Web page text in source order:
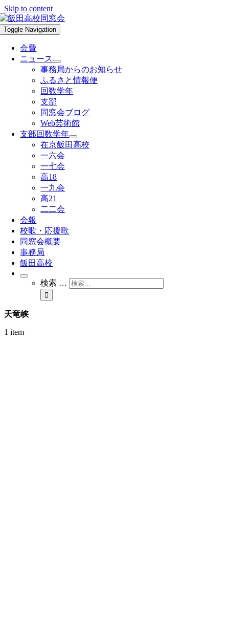
Skip to content
Toggle Navigation
会費
ニュース
事務局からのお知らせ
ふるさと情報便
回数学年
支部
同窓会ブログ
Web芸術館
支部回数学年
在京飯田高校
一六会
一七会
高18
一九会
高21
二二会
会報
校歌・応援歌
同窓会概要
事務局
飯田高校
検索 …
天竜峡
1 item